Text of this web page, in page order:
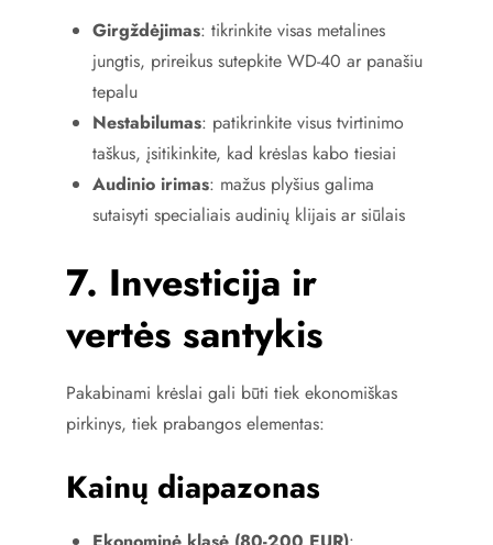
Girgždėjimas: tikrinkite visas metalines
jungtis, prireikus sutepkite WD-40 ar panašiu
tepalu
Nestabilumas: patikrinkite visus tvirtinimo
taškus, įsitikinkite, kad krėslas kabo tiesiai
Audinio irimas: mažus plyšius galima
sutaisyti specialiais audinių klijais ar siūlais
7. Investicija ir
vertės santykis
Pakabinami krėslai gali būti tiek ekonomiškas
pirkinys, tiek prabangos elementas:
Kainų diapazonas